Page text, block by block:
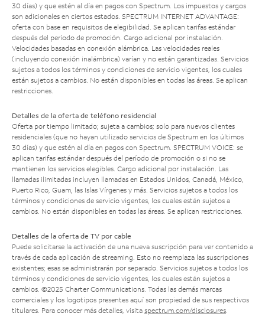
30 días) y que estén al día en pagos con Spectrum. Los impuestos y cargos
son adicionales en ciertos estados. SPECTRUM INTERNET ADVANTAGE:
oferta con base en requisitos de elegibilidad. Se aplican tarifas estándar
después del período de promoción. Cargo adicional por instalación.
Velocidades basadas en conexión alámbrica. Las velocidades reales
(incluyendo conexión inalámbrica) varían y no están garantizadas. Servicios
sujetos a todos los términos y condiciones de servicio vigentes, los cuales
están sujetos a cambios. No están disponibles en todas las áreas. Se aplican
restricciones.
Detalles de la oferta de teléfono residencial
Oferta por tiempo limitado; sujeta a cambios; solo para nuevos clientes
residenciales (que no hayan utilizado servicios de Spectrum en los últimos
30 días) y que estén al día en pagos con Spectrum. SPECTRUM VOICE: se
aplican tarifas estándar después del período de promoción o si no se
mantienen los servicios elegibles. Cargo adicional por instalación. Las
llamadas ilimitadas incluyen llamadas en Estados Unidos, Canadá, México,
Puerto Rico, Guam, las Islas Vírgenes y más. Servicios sujetos a todos los
términos y condiciones de servicio vigentes, los cuales están sujetos a
cambios. No están disponibles en todas las áreas. Se aplican restricciones.
Detalles de la oferta de TV por cable
Puede solicitarse la activación de una nueva suscripción para ver contenido a
través de cada aplicación de streaming. Esto no reemplaza las suscripciones
existentes; esas se administrarán por separado. Servicios sujetos a todos los
términos y condiciones de servicio vigentes, los cuales están sujetos a
cambios. ©2025 Charter Communications. Todas las demás marcas
comerciales y los logotipos presentes aquí son propiedad de sus respectivos
titulares. Para conocer más detalles, visita spectrum.com/disclosures